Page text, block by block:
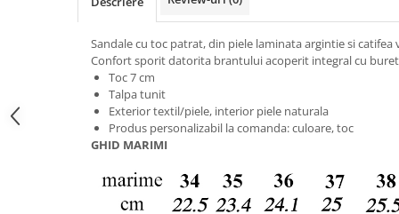
Sandale cu toc patrat, din piele laminata argintie si catifea
Confort sporit datorita brantului acoperit integral cu
Toc 7 cm
Talpa tunit
Exterior textil/piele, interior piele naturala
Produs personalizabil la comanda: culoare, toc
GHID MARIMI